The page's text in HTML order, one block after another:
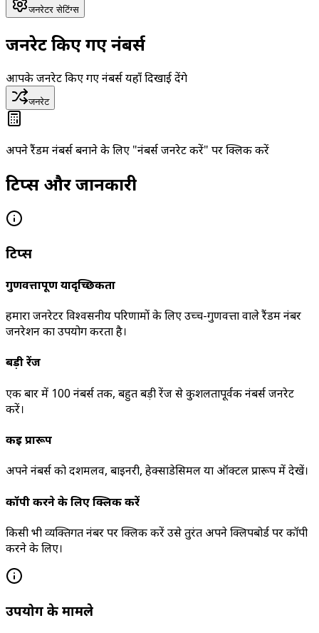
जनरेटर सेटिंग्स
जनरेट किए गए नंबर्स
आपके जनरेट किए गए नंबर्स यहाँ दिखाई देंगे
जनरेट
अपने रैंडम नंबर्स बनाने के लिए "नंबर्स जनरेट करें" पर क्लिक करें
टिप्स और जानकारी
टिप्स
गुणवत्तापूर्ण यादृच्छिकता
हमारा जनरेटर विश्वसनीय परिणामों के लिए उच्च-गुणवत्ता वाले रैंडम नंबर
जनरेशन का उपयोग करता है।
बड़ी रेंज
एक बार में 100 नंबर्स तक, बहुत बड़ी रेंज से कुशलतापूर्वक नंबर्स जनरेट
करें।
कई प्रारूप
अपने नंबर्स को दशमलव, बाइनरी, हेक्साडेसिमल या ऑक्टल प्रारूप में देखें।
कॉपी करने के लिए क्लिक करें
किसी भी व्यक्तिगत नंबर पर क्लिक करें उसे तुरंत अपने क्लिपबोर्ड पर कॉपी
करने के लिए।
उपयोग के मामले